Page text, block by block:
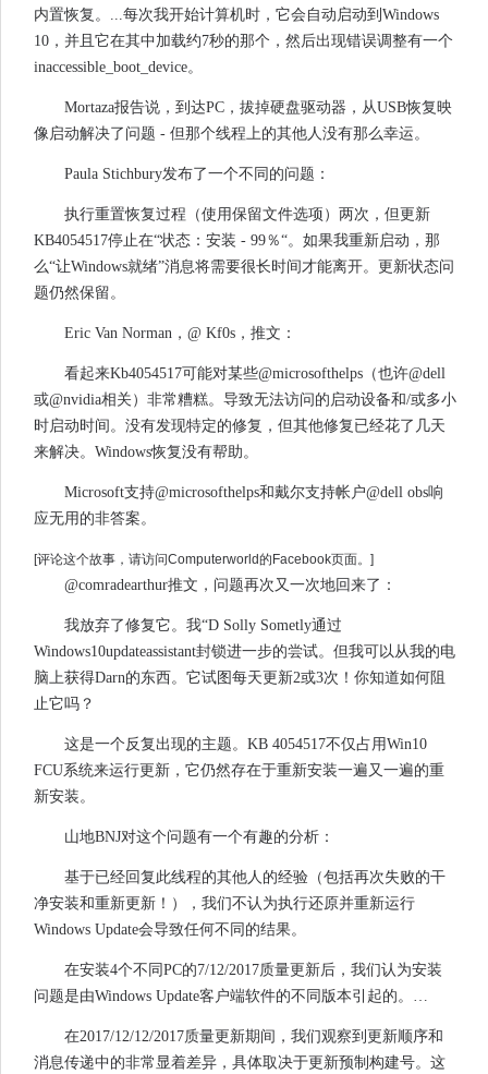
内置恢复。...每次我开始计算机时，它会自动启动到Windows
10，并且它在其中加载约7秒的那个，然后出现错误调整有一个
inaccessible_boot_device。
Mortaza报告说，到达PC，拔掉硬盘驱动器，从USB恢复映
像启动解决了问题 - 但那个线程上的其他人没有那么幸运。
Paula Stichbury发布了一个不同的问题：
执行重置恢复过程（使用保留文件选项）两次，但更新
KB4054517停止在“状态：安装 - 99％“。如果我重新启动，那
么“让Windows就绪”消息将需要很长时间才能离开。更新状态问
题仍然保留。
Eric Van Norman，@ Kf0s，推文：
看起来Kb4054517可能对某些@microsofthelps（也许@dell
或@nvidia相关）非常糟糕。导致无法访问的启动设备和/或多小
时启动时间。没有发现特定的修复，但其他修复已经花了几天
来解决。Windows恢复没有帮助。
Microsoft支持@microsofthelps和戴尔支持帐户@dell obs响
应无用的非答案。
[评论这个故事，请访问Computerworld的Facebook页面。]
@comradearthur推文，问题再次又一次地回来了：
我放弃了修复它。我“D Solly Sometly通过
Windows10updateassistant封锁进一步的尝试。但我可以从我的电
脑上获得Darn的东西。它试图每天更新2或3次！你知道如何阻
止它吗？
这是一个反复出现的主题。KB 4054517不仅占用Win10
FCU系统来运行更新，它仍然存在于重新安装一遍又一遍的重
新安装。
山地BNJ对这个问题有一个有趣的分析：
基于已经回复此线程的其他人的经验（包括再次失败的干
净安装和重新更新！），我们不认为执行还原并重新运行
Windows Update会导致任何不同的结果。
在安装4个不同PC的7/12/2017质量更新后，我们认为安装
问题是由Windows Update客户端软件的不同版本引起的。…
在2017/12/12/2017质量更新期间，我们观察到更新顺序和
消息传递中的非常显着差异，具体取决于更新预制构建号。这